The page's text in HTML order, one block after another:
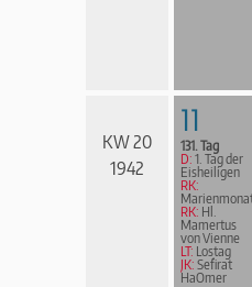
KW 20
1942
11
131. Tag
D: 1. Tag der
Eisheiligen
RK:
RK: Hl.
Mamertus
von Vienne
LT: Lostag
JK: Sefirat
HaOmer